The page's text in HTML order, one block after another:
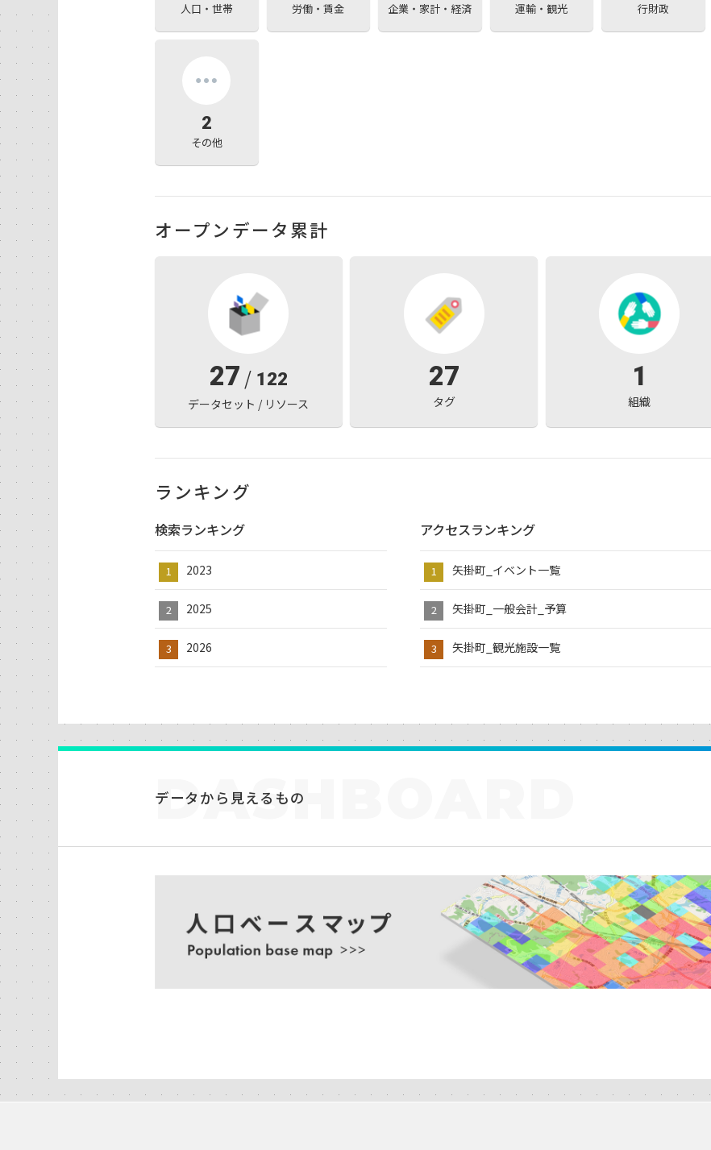
人口・世帯 労働・賃金 企業・家計・経済 運輸・観光 行財政
2
その他
オープンデータ累計
27 / 122
データセット / リソース
27
タグ
1
組織
ランキング
検索ランキング
2023
2025
2026
アクセスランキング
矢掛町_イベント一覧
矢掛町_一般会計_予算
矢掛町_観光施設一覧
データから見えるもの
DASHBOARD